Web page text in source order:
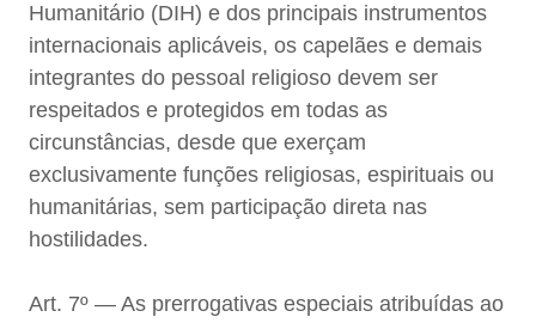
Humanitário (DIH) e dos principais instrumentos
internacionais aplicáveis, os capelães e demais
integrantes do pessoal religioso devem ser
respeitados e protegidos em todas as
circunstâncias, desde que exerçam
exclusivamente funções religiosas, espirituais ou
humanitárias, sem participação direta nas
hostilidades.
Art. 7º — As prerrogativas especiais atribuídas ao